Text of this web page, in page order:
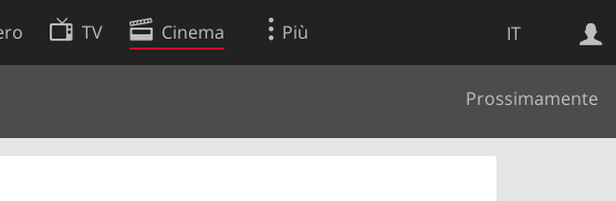
IT
TV Cinema Più
Prossimamente